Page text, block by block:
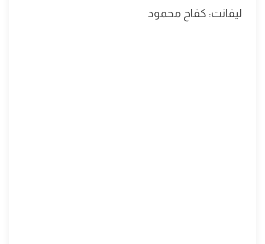
ليفانت: كفاح محمود